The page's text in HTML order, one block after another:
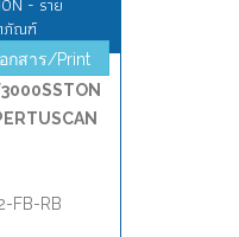
ภัณฑ์
กสาร/Print
FB-RB